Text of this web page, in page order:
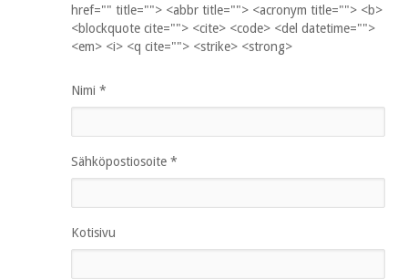
href="" title=""> <abbr title=""> <acronym title=""> <b>
<blockquote cite=""> <cite> <code> <del datetime="">
<em> <i> <q cite=""> <strike> <strong>
Nimi *
Sähköpostiosoite *
Kotisivu